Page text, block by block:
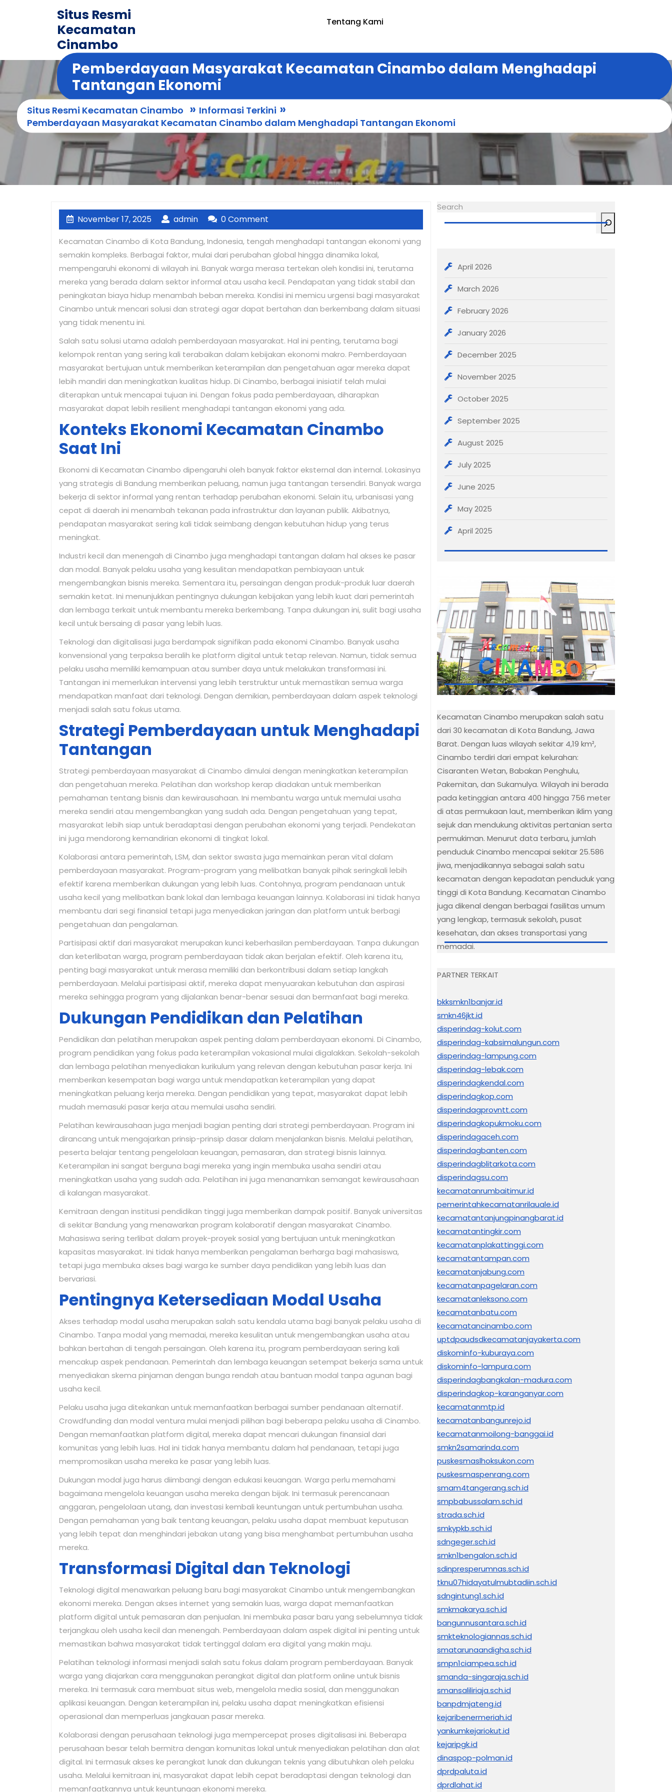
Situs Resmi
Kecamatan
Cinambo
Tentang Kami
Pemberdayaan Masyarakat Kecamatan Cinambo dalam Menghadapi
Tantangan Ekonomi
Situs Resmi Kecamatan Cinambo » Informasi Terkini »
Pemberdayaan Masyarakat Kecamatan Cinambo dalam Menghadapi Tantangan Ekonomi
November 17, 2025November
17,
2025
adminadmin0 Comment
Kecamatan Cinambo di Kota Bandung, Indonesia, tengah menghadapi tantangan ekonomi yang
semakin kompleks. Berbagai faktor, mulai dari perubahan global hingga dinamika lokal,
mempengaruhi ekonomi di wilayah ini. Banyak warga merasa tertekan oleh kondisi ini, terutama
mereka yang berada dalam sektor informal atau usaha kecil. Pendapatan yang tidak stabil dan
peningkatan biaya hidup menambah beban mereka. Kondisi ini memicu urgensi bagi masyarakat
Cinambo untuk mencari solusi dan strategi agar dapat bertahan dan berkembang dalam situasi
yang tidak menentu ini.
Salah satu solusi utama adalah pemberdayaan masyarakat. Hal ini penting, terutama bagi
kelompok rentan yang sering kali terabaikan dalam kebijakan ekonomi makro. Pemberdayaan
masyarakat bertujuan untuk memberikan keterampilan dan pengetahuan agar mereka dapat
lebih mandiri dan meningkatkan kualitas hidup. Di Cinambo, berbagai inisiatif telah mulai
diterapkan untuk mencapai tujuan ini. Dengan fokus pada pemberdayaan, diharapkan
masyarakat dapat lebih resilient menghadapi tantangan ekonomi yang ada.
Konteks Ekonomi Kecamatan Cinambo
Saat Ini
Ekonomi di Kecamatan Cinambo dipengaruhi oleh banyak faktor eksternal dan internal. Lokasinya
yang strategis di Bandung memberikan peluang, namun juga tantangan tersendiri. Banyak warga
bekerja di sektor informal yang rentan terhadap perubahan ekonomi. Selain itu, urbanisasi yang
cepat di daerah ini menambah tekanan pada infrastruktur dan layanan publik. Akibatnya,
pendapatan masyarakat sering kali tidak seimbang dengan kebutuhan hidup yang terus
meningkat.
Industri kecil dan menengah di Cinambo juga menghadapi tantangan dalam hal akses ke pasar
dan modal. Banyak pelaku usaha yang kesulitan mendapatkan pembiayaan untuk
mengembangkan bisnis mereka. Sementara itu, persaingan dengan produk-produk luar daerah
semakin ketat. Ini menunjukkan pentingnya dukungan kebijakan yang lebih kuat dari pemerintah
dan lembaga terkait untuk membantu mereka berkembang. Tanpa dukungan ini, sulit bagi usaha
kecil untuk bersaing di pasar yang lebih luas.
Teknologi dan digitalisasi juga berdampak signifikan pada ekonomi Cinambo. Banyak usaha
konvensional yang terpaksa beralih ke platform digital untuk tetap relevan. Namun, tidak semua
pelaku usaha memiliki kemampuan atau sumber daya untuk melakukan transformasi ini.
Tantangan ini memerlukan intervensi yang lebih terstruktur untuk memastikan semua warga
mendapatkan manfaat dari teknologi. Dengan demikian, pemberdayaan dalam aspek teknologi
menjadi salah satu fokus utama.
Strategi Pemberdayaan untuk Menghadapi
Tantangan
Strategi pemberdayaan masyarakat di Cinambo dimulai dengan meningkatkan keterampilan
dan pengetahuan mereka. Pelatihan dan workshop kerap diadakan untuk memberikan
pemahaman tentang bisnis dan kewirausahaan. Ini membantu warga untuk memulai usaha
mereka sendiri atau mengembangkan yang sudah ada. Dengan pengetahuan yang tepat,
masyarakat lebih siap untuk beradaptasi dengan perubahan ekonomi yang terjadi. Pendekatan
ini juga mendorong kemandirian ekonomi di tingkat lokal.
Kolaborasi antara pemerintah, LSM, dan sektor swasta juga memainkan peran vital dalam
pemberdayaan masyarakat. Program-program yang melibatkan banyak pihak seringkali lebih
efektif karena memberikan dukungan yang lebih luas. Contohnya, program pendanaan untuk
usaha kecil yang melibatkan bank lokal dan lembaga keuangan lainnya. Kolaborasi ini tidak hanya
membantu dari segi finansial tetapi juga menyediakan jaringan dan platform untuk berbagi
pengetahuan dan pengalaman.
Partisipasi aktif dari masyarakat merupakan kunci keberhasilan pemberdayaan. Tanpa dukungan
dan keterlibatan warga, program pemberdayaan tidak akan berjalan efektif. Oleh karena itu,
penting bagi masyarakat untuk merasa memiliki dan berkontribusi dalam setiap langkah
pemberdayaan. Melalui partisipasi aktif, mereka dapat menyuarakan kebutuhan dan aspirasi
mereka sehingga program yang dijalankan benar-benar sesuai dan bermanfaat bagi mereka.
Dukungan Pendidikan dan Pelatihan
Pendidikan dan pelatihan merupakan aspek penting dalam pemberdayaan ekonomi. Di Cinambo,
program pendidikan yang fokus pada keterampilan vokasional mulai digalakkan. Sekolah-sekolah
dan lembaga pelatihan menyediakan kurikulum yang relevan dengan kebutuhan pasar kerja. Ini
memberikan kesempatan bagi warga untuk mendapatkan keterampilan yang dapat
meningkatkan peluang kerja mereka. Dengan pendidikan yang tepat, masyarakat dapat lebih
mudah memasuki pasar kerja atau memulai usaha sendiri.
Pelatihan kewirausahaan juga menjadi bagian penting dari strategi pemberdayaan. Program ini
dirancang untuk mengajarkan prinsip-prinsip dasar dalam menjalankan bisnis. Melalui pelatihan,
peserta belajar tentang pengelolaan keuangan, pemasaran, dan strategi bisnis lainnya.
Keterampilan ini sangat berguna bagi mereka yang ingin membuka usaha sendiri atau
meningkatkan usaha yang sudah ada. Pelatihan ini juga menanamkan semangat kewirausahaan
di kalangan masyarakat.
Kemitraan dengan institusi pendidikan tinggi juga memberikan dampak positif. Banyak universitas
di sekitar Bandung yang menawarkan program kolaboratif dengan masyarakat Cinambo.
Mahasiswa sering terlibat dalam proyek-proyek sosial yang bertujuan untuk meningkatkan
kapasitas masyarakat. Ini tidak hanya memberikan pengalaman berharga bagi mahasiswa,
tetapi juga membuka akses bagi warga ke sumber daya pendidikan yang lebih luas dan
bervariasi.
Pentingnya Ketersediaan Modal Usaha
Akses terhadap modal usaha merupakan salah satu kendala utama bagi banyak pelaku usaha di
Cinambo. Tanpa modal yang memadai, mereka kesulitan untuk mengembangkan usaha atau
bahkan bertahan di tengah persaingan. Oleh karena itu, program pemberdayaan sering kali
mencakup aspek pendanaan. Pemerintah dan lembaga keuangan setempat bekerja sama untuk
menyediakan skema pinjaman dengan bunga rendah atau bantuan modal tanpa agunan bagi
usaha kecil.
Pelaku usaha juga ditekankan untuk memanfaatkan berbagai sumber pendanaan alternatif.
Crowdfunding dan modal ventura mulai menjadi pilihan bagi beberapa pelaku usaha di Cinambo.
Dengan memanfaatkan platform digital, mereka dapat mencari dukungan finansial dari
komunitas yang lebih luas. Hal ini tidak hanya membantu dalam hal pendanaan, tetapi juga
mempromosikan usaha mereka ke pasar yang lebih luas.
Dukungan modal juga harus diimbangi dengan edukasi keuangan. Warga perlu memahami
bagaimana mengelola keuangan usaha mereka dengan bijak. Ini termasuk perencanaan
anggaran, pengelolaan utang, dan investasi kembali keuntungan untuk pertumbuhan usaha.
Dengan pemahaman yang baik tentang keuangan, pelaku usaha dapat membuat keputusan
yang lebih tepat dan menghindari jebakan utang yang bisa menghambat pertumbuhan usaha
mereka.
Transformasi Digital dan Teknologi
Teknologi digital menawarkan peluang baru bagi masyarakat Cinambo untuk mengembangkan
ekonomi mereka. Dengan akses internet yang semakin luas, warga dapat memanfaatkan
platform digital untuk pemasaran dan penjualan. Ini membuka pasar baru yang sebelumnya tidak
terjangkau oleh usaha kecil dan menengah. Pemberdayaan dalam aspek digital ini penting untuk
memastikan bahwa masyarakat tidak tertinggal dalam era digital yang makin maju.
Pelatihan teknologi informasi menjadi salah satu fokus dalam program pemberdayaan. Banyak
warga yang diajarkan cara menggunakan perangkat digital dan platform online untuk bisnis
mereka. Ini termasuk cara membuat situs web, mengelola media sosial, dan menggunakan
aplikasi keuangan. Dengan keterampilan ini, pelaku usaha dapat meningkatkan efisiensi
operasional dan memperluas jangkauan pasar mereka.
Kolaborasi dengan perusahaan teknologi juga mempercepat proses digitalisasi ini. Beberapa
perusahaan besar telah bermitra dengan komunitas lokal untuk menyediakan pelatihan dan alat
digital. Ini termasuk akses ke perangkat lunak dan dukungan teknis yang dibutuhkan oleh pelaku
usaha. Melalui kemitraan ini, masyarakat dapat lebih cepat beradaptasi dengan teknologi dan
memanfaatkannya untuk keuntungan ekonomi mereka.
Search
April 2026
March 2026
February 2026
January 2026
December 2025
November 2025
October 2025
September 2025
August 2025
July 2025
June 2025
May 2025
April 2025
Kecamatan Cinambo merupakan salah satu
dari 30 kecamatan di Kota Bandung, Jawa
Barat. Dengan luas wilayah sekitar 4,19 km²,
Cinambo terdiri dari empat kelurahan:
Cisaranten Wetan, Babakan Penghulu,
Pakemitan, dan Sukamulya. Wilayah ini berada
pada ketinggian antara 400 hingga 756 meter
di atas permukaan laut, memberikan iklim yang
sejuk dan mendukung aktivitas pertanian serta
permukiman. Menurut data terbaru, jumlah
penduduk Cinambo mencapai sekitar 25.586
jiwa, menjadikannya sebagai salah satu
kecamatan dengan kepadatan penduduk yang
tinggi di Kota Bandung. Kecamatan Cinambo
juga dikenal dengan berbagai fasilitas umum
yang lengkap, termasuk sekolah, pusat
kesehatan, dan akses transportasi yang
memadai.
PARTNER TERKAIT
bkksmkn1banjar.id
smkn46jkt.id
disperindag-kolut.com
disperindag-kabsimalungun.com
disperindag-lampung.com
disperindag-lebak.com
disperindagkendal.com
disperindagkop.com
disperindagprovntt.com
disperindagkopukmoku.com
disperindagaceh.com
disperindagbanten.com
disperindagblitarkota.com
disperindagsu.com
kecamatanrumbaitimur.id
pemerintahkecamatanrilauale.id
kecamatantanjungpinangbarat.id
kecamatantingkir.com
kecamatanplakattinggi.com
kecamatantampan.com
kecamatanjabung.com
kecamatanpagelaran.com
kecamatanleksono.com
kecamatanbatu.com
kecamatancinambo.com
uptdpaudsdkecamatanjayakerta.com
diskominfo-kuburaya.com
diskominfo-lampura.com
disperindagbangkalan-madura.com
disperindagkop-karanganyar.com
kecamatanmtp.id
kecamatanbangunrejo.id
kecamatanmoilong-banggai.id
smkn2samarinda.com
puskesmaslhoksukon.com
puskesmaspenrang.com
smam4tangerang.sch.id
smpbabussalam.sch.id
strada.sch.id
smkypkb.sch.id
sdngeger.sch.id
smkn1bengalon.sch.id
sdinpresperumnas.sch.id
tknu07hidayatulmubtadiin.sch.id
sdngintung1.sch.id
smkmakarya.sch.id
bangunnusantara.sch.id
smkteknologiannas.sch.id
smatarunaandigha.sch.id
smpn1ciampea.sch.id
smanda-singaraja.sch.id
smansaliliriaja.sch.id
banpdmjateng.id
kejaribenermeriah.id
yankumkejariokut.id
kejaripgk.id
dinaspop-polman.id
dprdpaluta.id
dprdlahat.id